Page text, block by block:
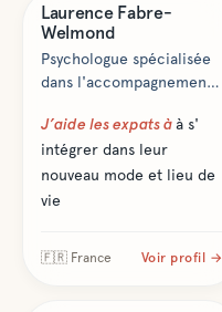
Laurence Fabre-
Welmond
Psychologue spécialisée
dans l'accompagnement
lors de l'aventure de l'
expatriation
J’aide les expats àà s'
intégrer dans leur
nouveau mode et lieu de
vie
🇫🇷 France Voir profil →
Santé & bien-être